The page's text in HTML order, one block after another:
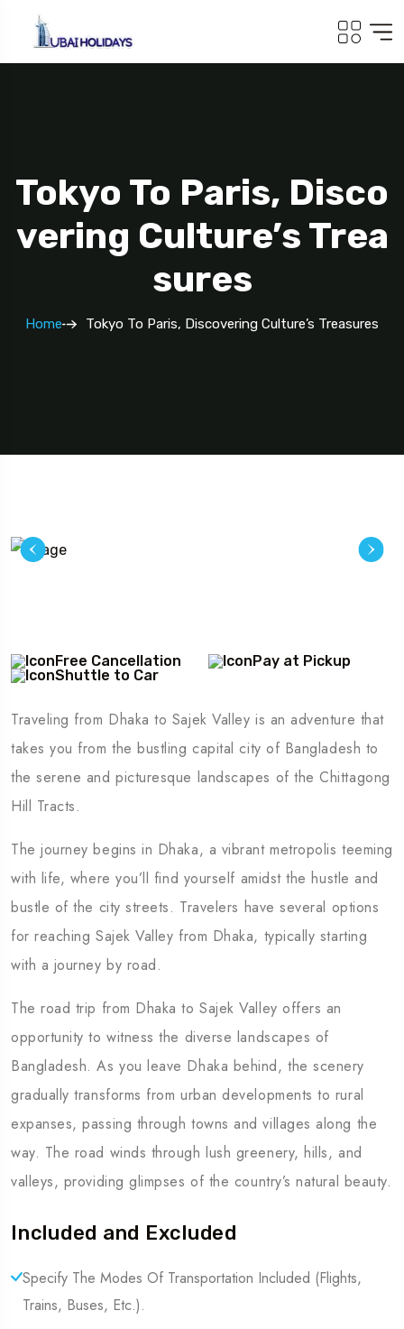
Sweden
Tokyo To Paris, Disco
Vering Culture’s Trea
Sures
Home Tokyo To Paris, Discovering Culture’s Treasures
Free Cancellation
Pay at Pickup
Shuttle to Car
Traveling from Dhaka to Sajek Valley is an adventure that
takes you from the bustling capital city of Bangladesh to
the serene and picturesque landscapes of the Chittagong
Hill Tracts.
The journey begins in Dhaka, a vibrant metropolis teeming
with life, where you’ll find yourself amidst the hustle and
bustle of the city streets. Travelers have several options
for reaching Sajek Valley from Dhaka, typically starting
with a journey by road.
The road trip from Dhaka to Sajek Valley offers an
opportunity to witness the diverse landscapes of
Bangladesh. As you leave Dhaka behind, the scenery
gradually transforms from urban developments to rural
expanses, passing through towns and villages along the
way. The road winds through lush greenery, hills, and
valleys, providing glimpses of the country’s natural beauty.
Included and Excluded
Specify The Modes Of Transportation Included (Flights,
Trains, Buses, Etc.).